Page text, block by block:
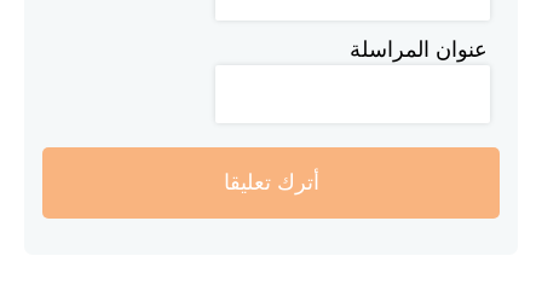
عنوان المراسلة
أترك تعليقا